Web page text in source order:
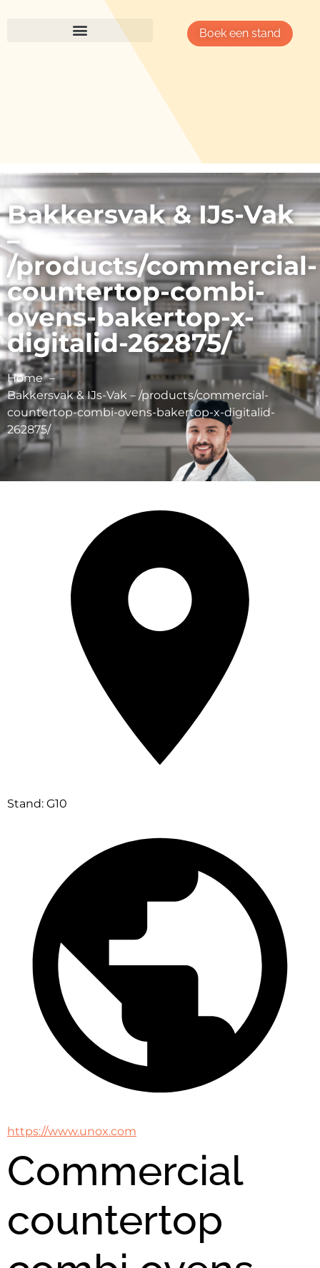
Boek een stand
Bakkersvak & IJs-Vak
–
/products/commercial-
countertop-combi-
ovens-bakertop-x-
digitalid-262875/
Home
Bakkersvak & IJs-Vak – /products/commercial-
countertop-combi-ovens-bakertop-x-digitalid-
262875/
Unox Netherlands B.V.
Stand: G10
https://www.unox.com
Commercial
countertop